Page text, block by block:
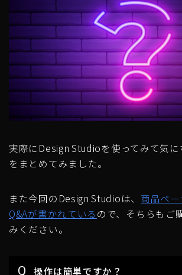
実際にDesign Studioを使ってみて気
をまとめてみました。
また今回のDesign Studioは、 商品ペ
Q&Aが書かれている ので、そちらもご
みください。
Q 操作は簡単ですか？